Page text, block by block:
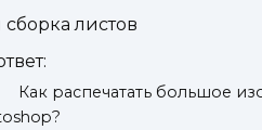
сборка листов
Как распечатать большое